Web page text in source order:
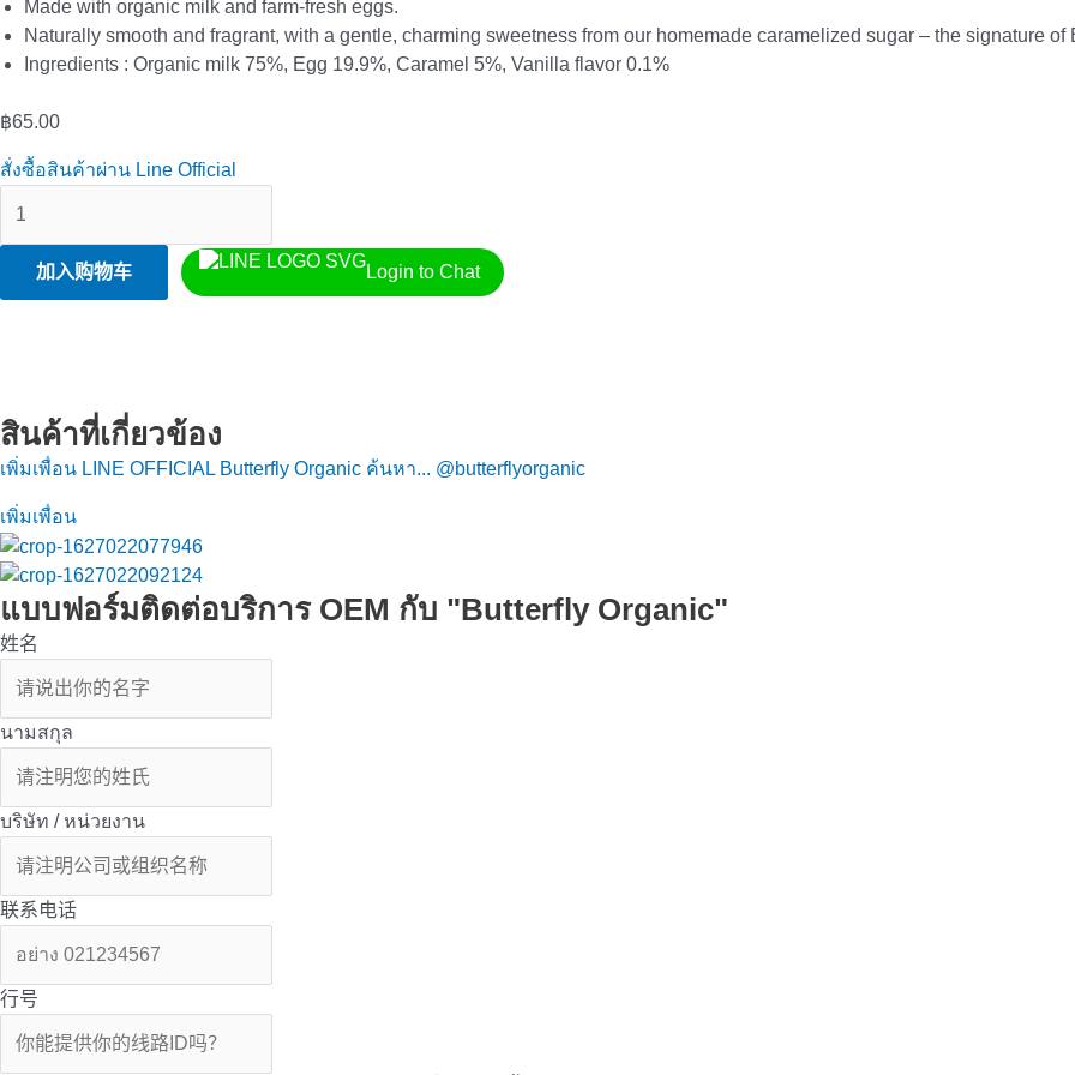
Made with organic milk and farm-fresh eggs.
Naturally smooth and fragrant, with a gentle, charming sweetness from our homemade caramelized sugar – the signature of
Ingredients : Organic milk 75%, Egg 19.9%, Caramel 5%, Vanilla flavor 0.1%
฿65.00
สั่งซื้อสินค้าผ่าน Line Official
加入购物车 Login to Chat
สินค้าที่เกี่ยวข้อง
เพิ่มเพื่อน LINE OFFICIAL Butterfly Organic ค้นหา... @butterflyorganic
เพิ่มเพื่อน
แบบฟอร์มติดต่อบริการ OEM กับ "Butterfly Organic"
姓名
นามสกุล
บริษัท / หน่วยงาน
联系电话
行号